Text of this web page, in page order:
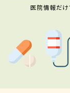
医院情報だ